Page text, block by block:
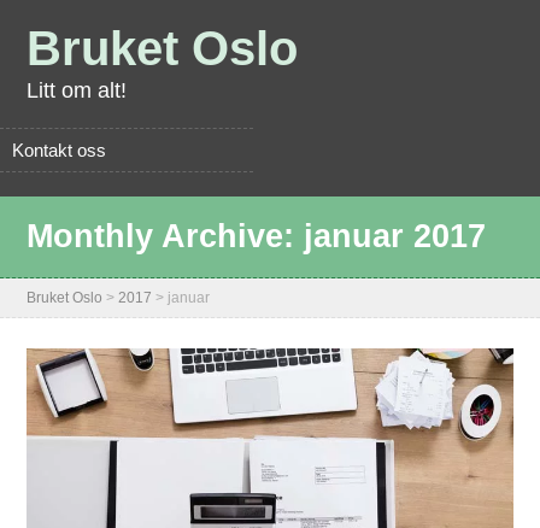
Bruket Oslo
Litt om alt!
Kontakt oss
Monthly Archive: januar 2017
Bruket Oslo >2017 > januar